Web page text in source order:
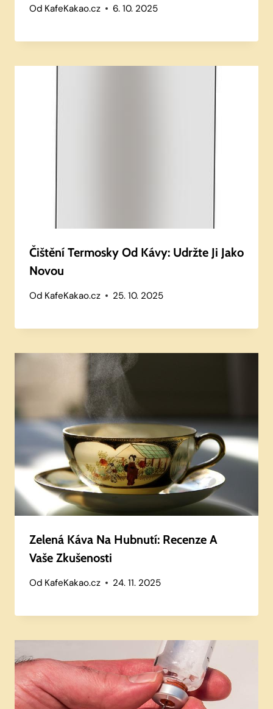
Od KafeKakao.cz 6. 10. 2025
Čištění Termosky Od Kávy: Udržte Ji Jako
Novou
Od KafeKakao.cz 25. 10. 2025
Zelená Káva Na Hubnutí: Recenze A
Vaše Zkušenosti
Od KafeKakao.cz 24. 11. 2025